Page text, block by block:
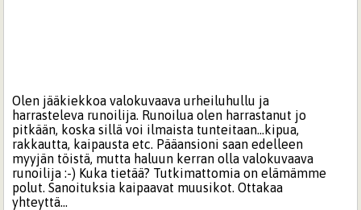
Olen jääkiekkoa valokuvaava urheiluhullu ja
harrasteleva runoilija. Runoilua olen harrastanut jo
pitkään, koska sillä voi ilmaista tunteitaan...kipua,
rakkautta, kaipausta etc. Pääansioni saan edelleen
myyjän töistä, mutta haluun kerran olla valokuvaava
runoilija :-) Kuka tietää? Tutkimattomia on elämämme
polut. Sanoituksia kaipaavat muusikot. Ottakaa
yhteyttä...